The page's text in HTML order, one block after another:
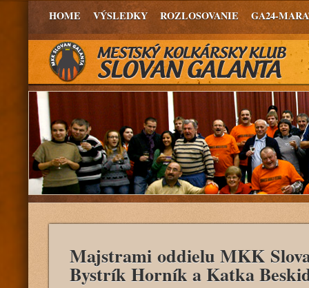
HOME VÝSLEDKY ROZLOSOVANIE GA24-
Majstrami oddielu MKK
Bystrík Horník a Katka